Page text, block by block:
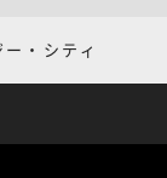
・シティ